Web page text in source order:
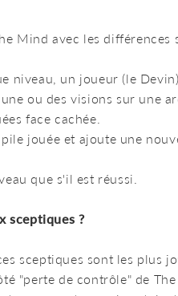
Mind avec les différences
niveau, un joueur (le
ou des visions sur une
face cachée.
jouée et ajoute une
que s'il est réussi.
sceptiques ?
sceptiques sont les plus
"perte de contrôle" de